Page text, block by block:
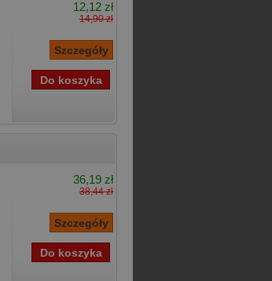
12,12 zł
14,90 zł
36,19 zł
38,44 zł